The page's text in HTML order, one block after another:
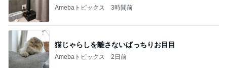
Amebaトピックス 3時間前
猫じゃらしを離さないぱっちりお目目
Amebaトピックス 2日前